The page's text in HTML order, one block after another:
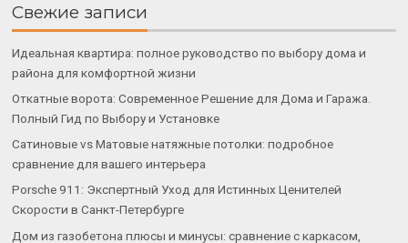
Свежие записи
Идеальная квартира: полное руководство по выбору дома и
района для комфортной жизни
Откатные ворота: Современное Решение для Дома и Гаража.
Полный Гид по Выбору и Установке
Сатиновые vs Матовые натяжные потолки: подробное
сравнение для вашего интерьера
Porsche 911: Экспертный Уход для Истинных Ценителей
Скорости в Санкт-Петербурге
Дом из газобетона плюсы и минусы: сравнение с каркасом,